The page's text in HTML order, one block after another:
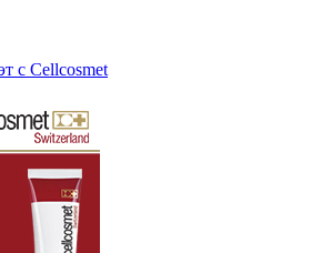
с Cellcosmet